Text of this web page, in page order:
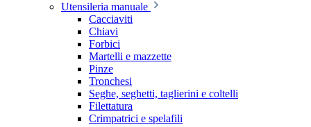
Utensileria manuale
Cacciaviti
Chiavi
Forbici
Martelli e mazzette
Pinze
Tronchesi
Seghe, seghetti, taglierini e coltelli
Filettatura
Crimpatrici e spelafili